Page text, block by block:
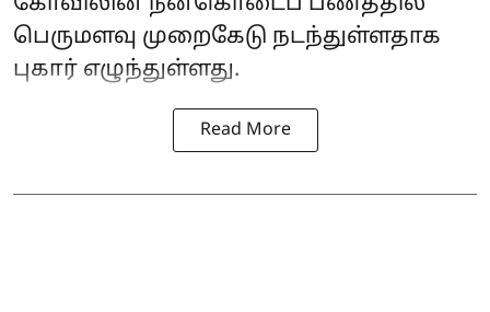
பெருமளவு முறைகேடு நடந்துள்ளதாக
புகார் எழுந்துள்ளது.
Read More